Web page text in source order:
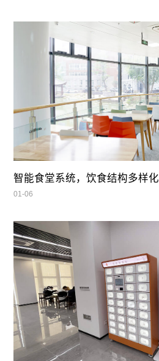
智能食堂系统，饮食结构多样化
01-06